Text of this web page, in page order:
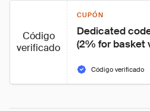
Código
verificado
CUPÓN
Dedicated
(2% for basket
Código verificado